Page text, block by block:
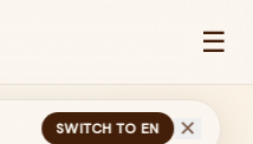
☰
SWITCH TO EN ✕